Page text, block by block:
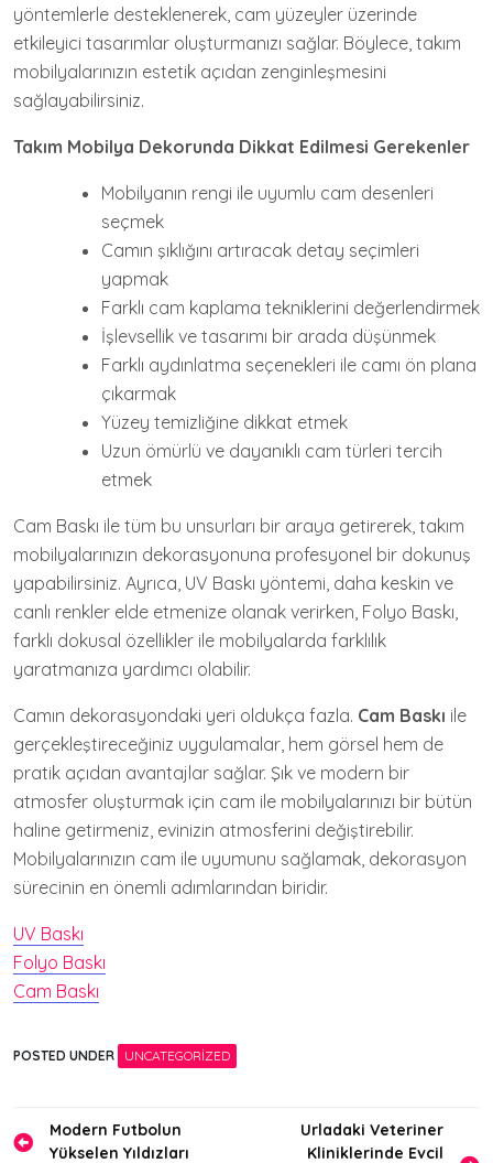
yöntemlerle desteklenerek, cam yüzeyler üzerinde
etkileyici tasarımlar oluşturmanızı sağlar. Böylece, takım
mobilyalarınızın estetik açıdan zenginleşmesini
sağlayabilirsiniz.
Takım Mobilya Dekorunda Dikkat Edilmesi Gerekenler
Mobilyanın rengi ile uyumlu cam desenleri
seçmek
Camın şıklığını artıracak detay seçimleri
yapmak
Farklı cam kaplama tekniklerini değerlendirmek
İşlevsellik ve tasarımı bir arada düşünmek
Farklı aydınlatma seçenekleri ile camı ön plana
çıkarmak
Yüzey temizliğine dikkat etmek
Uzun ömürlü ve dayanıklı cam türleri tercih
etmek
Cam Baskı ile tüm bu unsurları bir araya getirerek, takım
mobilyalarınızın dekorasyonuna profesyonel bir dokunuş
yapabilirsiniz. Ayrıca, UV Baskı yöntemi, daha keskin ve
canlı renkler elde etmenize olanak verirken, Folyo Baskı,
farklı dokusal özellikler ile mobilyalarda farklılık
yaratmanıza yardımcı olabilir.
Camın dekorasyondaki yeri oldukça fazla. Cam Baskı ile
gerçekleştireceğiniz uygulamalar, hem görsel hem de
pratik açıdan avantajlar sağlar. Şık ve modern bir
atmosfer oluşturmak için cam ile mobilyalarınızı bir bütün
haline getirmeniz, evinizin atmosferini değiştirebilir.
Mobilyalarınızın cam ile uyumunu sağlamak, dekorasyon
sürecinin en önemli adımlarından biridir.
UV Baskı
Folyo Baskı
Cam Baskı
POSTED UNDER UNCATEGORIZED
YazıModern Futbolun
Yükselen Yıldızları
Urladaki Veteriner
Kliniklerinde Evcil